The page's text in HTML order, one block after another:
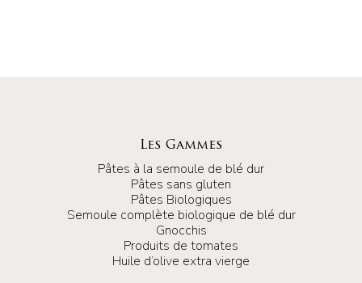
Les Gammes
Pâtes à la semoule de blé dur
Pâtes sans gluten
Pâtes Biologiques
Semoule complète biologique de blé dur
Gnocchis
Produits de tomates
Huile d’olive extra vierge